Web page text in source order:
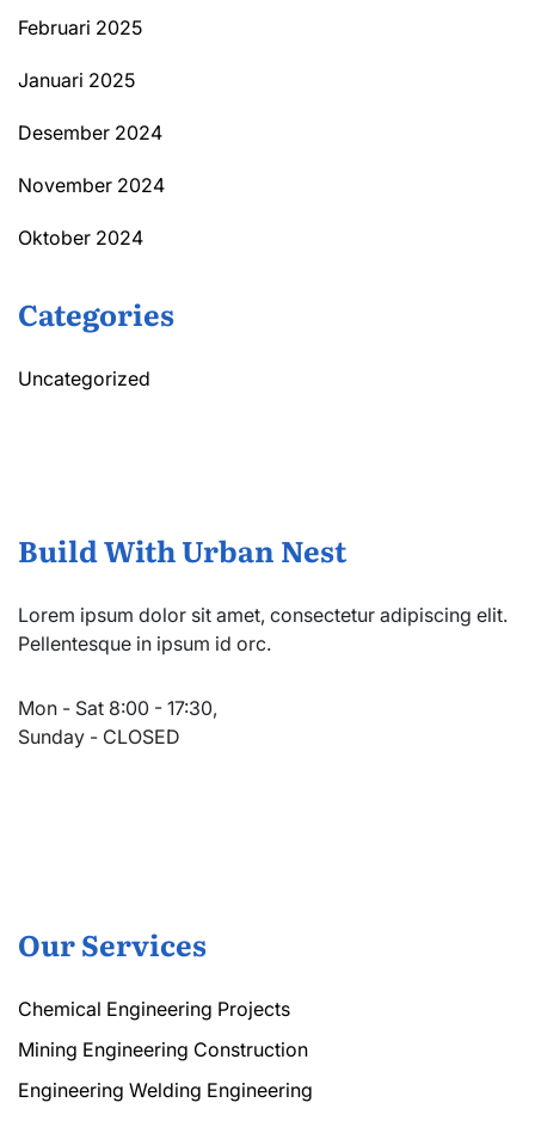
Februari 2025
Januari 2025
Desember 2024
November 2024
Oktober 2024
Categories
Uncategorized
Build With Urban Nest
Lorem ipsum dolor sit amet, consectetur adipiscing elit.
Pellentesque in ipsum id orc.
Mon - Sat 8:00 - 17:30,
Sunday - CLOSED
Our Services
Chemical Engineering Projects
Mining Engineering Construction
Engineering Welding Engineering